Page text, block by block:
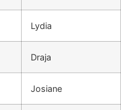
Lydia
Draja
Josiane